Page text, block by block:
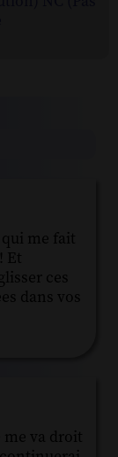
me fait
Et
ces
dans vos
me va droit